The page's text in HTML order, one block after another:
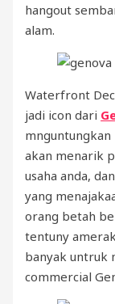
hangout
alam.
Waterfront
jadi icon dari
akan menarik
usaha anda,
yang
orang betah
tentuny
banyak untruk
commercial